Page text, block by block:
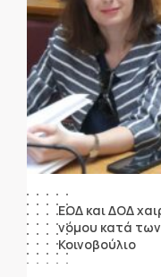
ΕΟΔ και ΔΟΔ
νόμου κατά των
Κοινοβούλιο